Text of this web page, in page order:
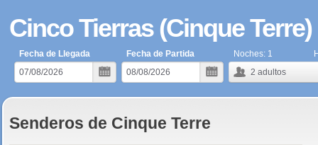
Cinco Tierras (Cinque Terre)
Fecha de Llegada
Fecha de Partida
2 adultos
Noches: 1
Senderos de Cinque Terre